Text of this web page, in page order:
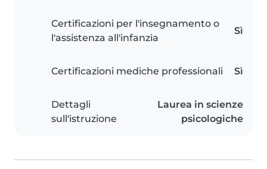
Certificazioni per l'insegnamento o
l'assistenza all'infanzia
Sì
Certificazioni mediche professionali Sì
Dettagli
sull'istruzione
Laurea in scienze
psicologiche